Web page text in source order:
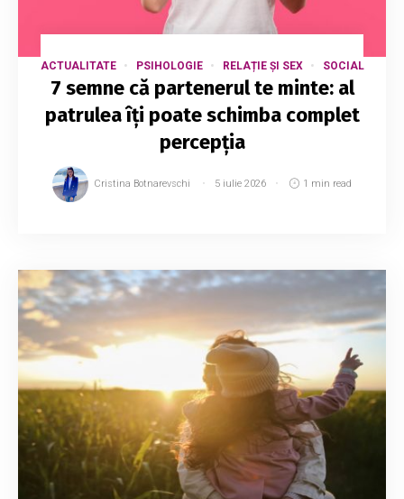
ACTUALITATE PSIHOLOGIE RELAȚIE ȘI SEX SOCIAL
7 semne că partenerul te minte: al
patrulea îți poate schimba complet
percepția
Cristina Botnarevschi 5 iulie 2026 1 min read